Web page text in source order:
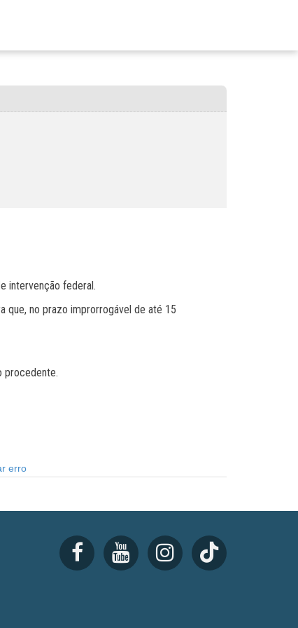
intervenção federal.
que, no prazo improrrogável de até 15
procedente.
erro